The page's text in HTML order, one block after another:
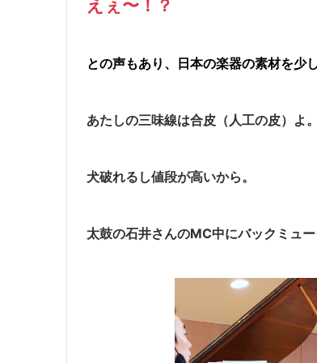
えぇ〜！？
との声もあり、日本の楽器の素材を少
あたしの三味線は合皮（人工の皮）よ。
犬破れるし値段が高いから。
太鼓の石井さんのMC中にバックミュ